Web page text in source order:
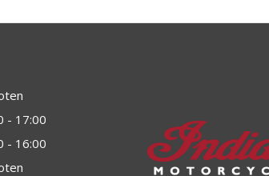
- 17:00
- 16:00